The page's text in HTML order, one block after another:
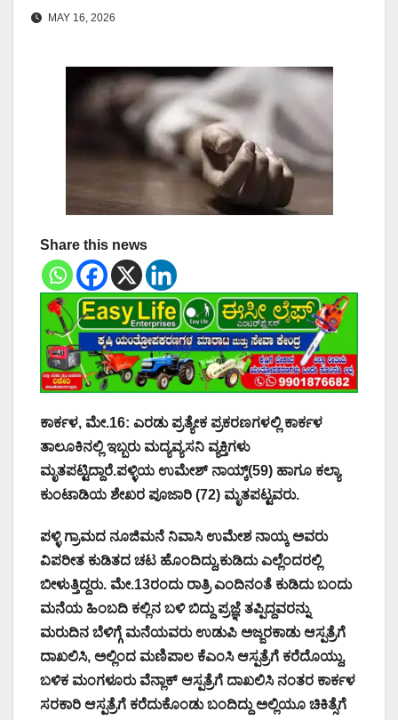
MAY 16, 2026
Share this news
ಕಾರ್ಕಳ, ಮೇ.16: ಎರಡು ಪ್ರತ್ಯೇಕ ಪ್ರಕರಣಗಳಲ್ಲಿ ಕಾರ್ಕಳ
ತಾಲೂಕಿನಲ್ಲಿ ಇಬ್ಬರು ಮದ್ಯವ್ಯಸನಿ ವ್ಯಕ್ತಿಗಳು
ಮೃತಪಟ್ಟಿದ್ದಾರೆ.ಪಳ್ಳಿಯ ಉಮೇಶ್ ನಾಯ್ಕ್(59) ಹಾಗೂ ಕಲ್ಯಾ
ಕುಂಟಾಡಿಯ ಶೇಖರ ಪೂಜಾರಿ (72) ಮೃತಪಟ್ಟವರು.
ಪಳ್ಳಿ ಗ್ರಾಮದ ನೂಜಿಮನೆ ನಿವಾಸಿ ಉಮೇಶ ನಾಯ್ಕ ಅವರು
ವಿಪರೀತ ಕುಡಿತದ ಚಟ ಹೊಂದಿದ್ದು,ಕುಡಿದು ಎಲ್ಲೆಂದರಲ್ಲಿ
ಬೀಳುತ್ತಿದ್ದರು. ಮೇ.13ರಂದು ರಾತ್ರಿ ಎಂದಿನಂತೆ ಕುಡಿದು ಬಂದು
ಮನೆಯ ಹಿಂಬದಿ ಕಲ್ಲಿನ ಬಳಿ ಬಿದ್ದು ಪ್ರಜ್ಞೆ ತಪ್ಪಿದ್ದವರನ್ನು
ಮರುದಿನ ಬೆಳಿಗ್ಗೆ ಮನೆಯವರು ಉಡುಪಿ ಅಜ್ಜರಕಾಡು ಆಸ್ಪತ್ರೆಗೆ
ದಾಖಲಿಸಿ, ಅಲ್ಲಿಂದ ಮಣಿಪಾಲ ಕೆಎಂಸಿ ಆಸ್ಪತ್ರೆಗೆ ಕರೆದೊಯ್ದು,
ಬಳಿಕ ಮಂಗಳೂರು ವೆನ್ಲಾಕ್ ಆಸ್ಪತ್ರೆಗೆ ದಾಖಲಿಸಿ ನಂತರ ಕಾರ್ಕಳ
ಸರಕಾರಿ ಆಸ್ಪತ್ರೆಗೆ ಕರೆದುಕೊಂಡು ಬಂದಿದ್ದು ಅಲ್ಲಿಯೂ ಚಿಕಿತ್ಸೆಗೆ